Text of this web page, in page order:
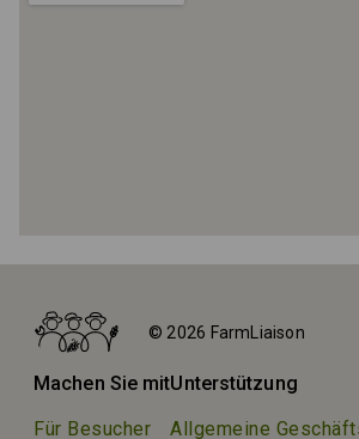
Höfe
Bama Bison RV Park & Farm
© 2026 FarmLiaison
Machen Sie mit
Für Besucher
Unterstützung
Allgemeine